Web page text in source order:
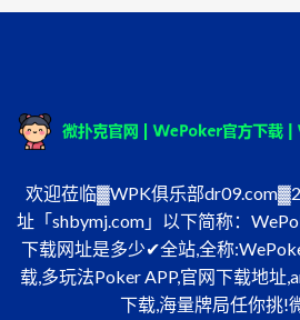
欢迎莅临▓WPK俱乐部
址「shbymj.com」以下简称：
下载网址是多少✔全站,全称
载,多玩法Poker APP,官网下载地址
下载,海量牌局任你挑!